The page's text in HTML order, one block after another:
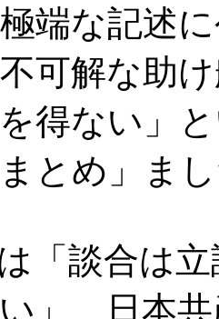
端な記述
可解な助
を得ない」
とめ」ま
「談合は
」、日本